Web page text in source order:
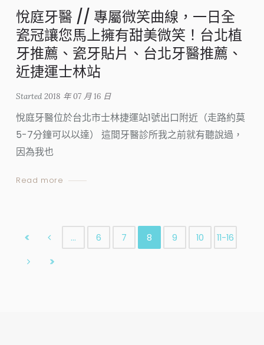
悅庭牙醫 // 專屬微笑曲線，一日全
瓷冠讓您馬上擁有甜美微笑！台北植
牙推薦、瓷牙貼片、台北牙醫推薦、
近捷運士林站
Started2018 年 07 月 16 日
悅庭牙醫位於台北市士林捷運站1號出口附近（走路約莫
5-7分鐘可以以達） 這間牙醫診所我之前就有聽說過，
因為我也
Read more
… 6 7 8 9 10 11-16